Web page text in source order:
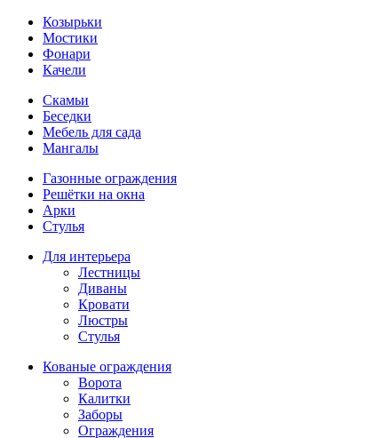
Козырьки
Мостики
Фонари
Качели
Скамьи
Беседки
Мебель для сада
Мангалы
Газонные ограждения
Решётки на окна
Арки
Стулья
Для интерьера
Лестницы
Диваны
Кровати
Люстры
Стулья
Кованые ограждения
Ворота
Калитки
Заборы
Ограждения